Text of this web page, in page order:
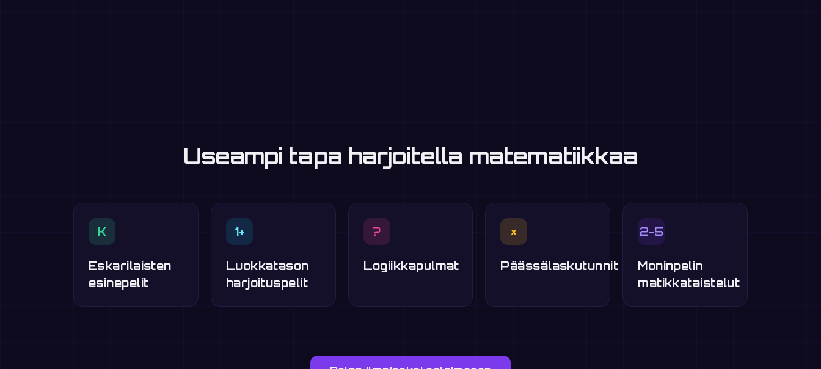
Useampi tapa harjoitella matematiikkaa
K
Eskarilaisten
esinepelit
1+
Luokkatason
harjoituspelit
?
Logiikkapulmat
×
Päässälaskutunnit
2-5
Moninpelin
matikkataistelut